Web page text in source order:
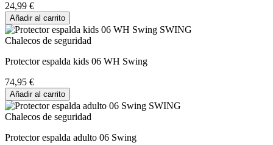
24,99 €
Añadir al carrito
Chalecos de seguridad
Protector espalda kids 06 WH Swing
74,95 €
Añadir al carrito
Chalecos de seguridad
Protector espalda adulto 06 Swing